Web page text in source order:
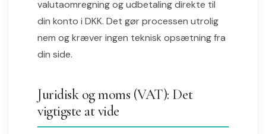
valutaomregning og udbetaling direkte til
din konto i DKK. Det gør processen utrolig
nem og kræver ingen teknisk opsætning fra
din side.
Juridisk og moms (VAT): Det
vigtigste at vide